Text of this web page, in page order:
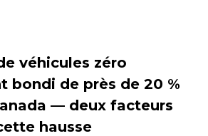
véhicules zéro
bondi de près de 20 %
— deux facteurs
hausse